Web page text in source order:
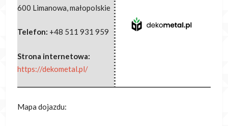
600 Limanowa,małopolskie
Telefon: +48 511 931 959
Strona internetowa:
https://dekometal.pl/
Mapa dojazdu: